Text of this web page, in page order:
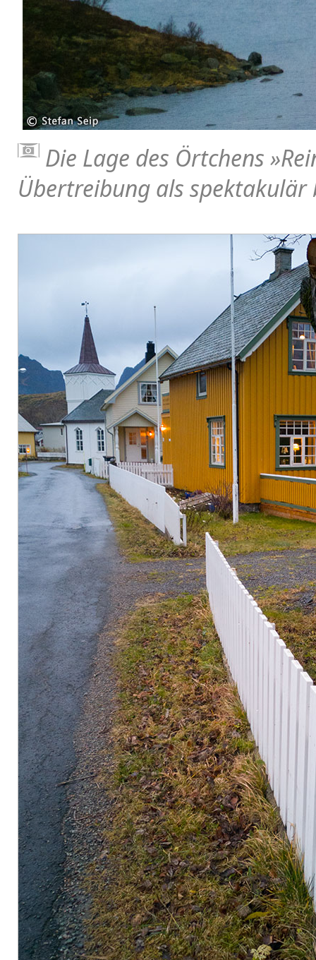
Die Lage des Örtchens
Übertreibung als spektakulär